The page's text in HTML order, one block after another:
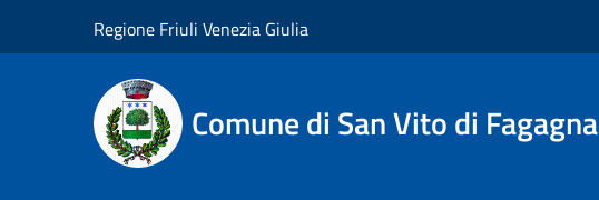
Regione Friuli Venezia Giulia
Comune di San Vito di Fagagna